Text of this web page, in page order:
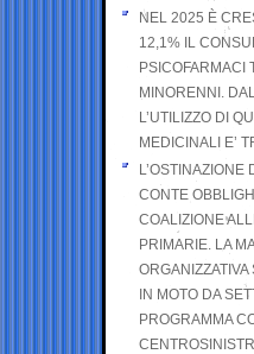
NEL 2025 È
12,1% IL
PSICOFARMACI
MINORENNI.
L’UTILIZZO DI
MEDICINALI E’
L’OSTINAZIONE
CONTE
COALIZIONE
PRIMARIE. LA
ORGANIZZATIVA
IN MOTO DA
PROGRAMMA